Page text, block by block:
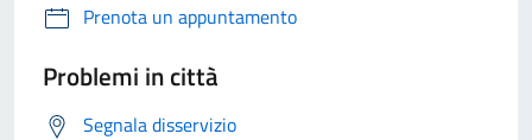
Prenota un appuntamento
Problemi in città
Segnala disservizio